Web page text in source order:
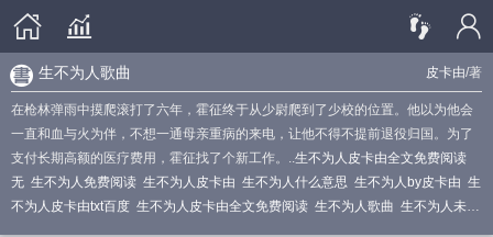
皮卡由/著
生不为人歌曲
在枪林弹雨中摸爬滚打了六年，霍征终于从少尉爬到了少校的位置。他以为他会
一直和血与火为伴，不想一通母亲重病的来电，让他不得不提前退役归国。为了
支付长期高额的医疗费用，霍征找了个新工作。..生不为人皮卡由全文免费阅读
无 生不为人免费阅读 生不为人皮卡由 生不为人什么意思 生不为人by皮卡由 生
不为人皮卡由txt百度 生不为人皮卡由全文免费阅读 生不为人歌曲 生不为人未删